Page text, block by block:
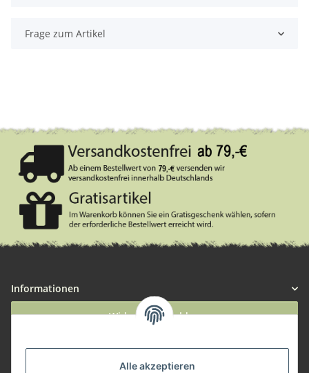
Alle akzeptieren
Frage zum Artikel
Informationen
Widerruf anmelden